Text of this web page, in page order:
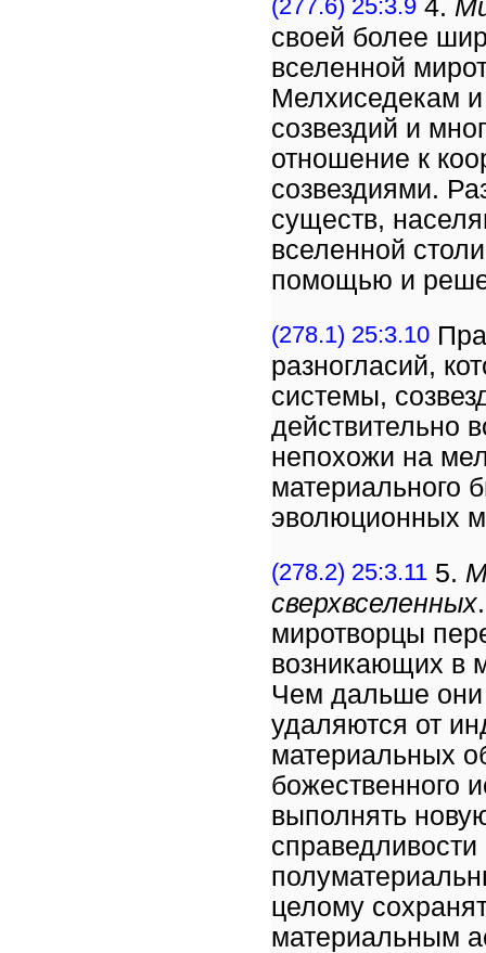
(277.6) 25:3.9 4.
своей более
вселенной
Мелхиседекам
созвездий и
отношение к
созвездиями.
существ,
вселенной
помощью и
(278.1) 25:3.10
разногласий,
системы,
действительно
непохожи на
материального
эволюционных
(278.2) 25:3.11 5.
сверхвселенных
миротворцы
возникающих в
Чем дальше они
удаляются от
материальных
божественного
выполнять
целому
материальным